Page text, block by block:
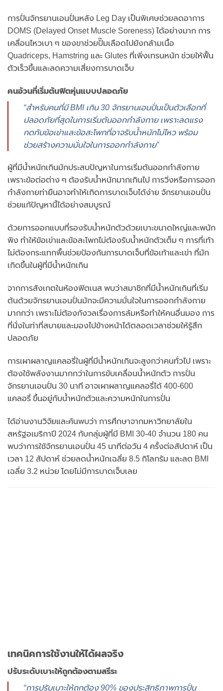
การปั่นจักรยานเอนปั่นหลัง Leg Day เป็นพิเศษช่วยลดอาการ
DOMS (Delayed Onset Muscle Soreness) ได้อย่างมาก การ
เคลื่อนไหวเบา ๆ ของขาช่วยปั๊มเลือดไปยังกล้ามเนื้อ
Quadriceps, Hamstring และ Glutes ที่เพิ่งเทรนหนัก ช่วยให้ฟื้น
ตัวเร็วขึ้นและลดความเสี่ยงการบาดเจ็บ
คนอ้วนที่เริ่มต้นฟิตหุ่นแบบปลอดภัย
“สำหรับคนที่มี BMI เกิน 30 จักรยานเอนปั่นเป็นตัวเลือกที่
ปลอดภัยที่สุดในการเริ่มต้นออกกำลังกาย เพราะลดแรง
กดทับข้อเข่าและข้อสะโพกที่อาจรับน้ำหนักไม่ไหว พร้อม
ช่วยสร้างความมั่นใจในการออกกำลังกาย”
ผู้ที่มีน้ำหนักเกินมักประสบปัญหาในการเริ่มต้นออกกำลังกาย
เพราะข้อต่อต่าง ๆ ต้องรับน้ำหนักมากเกินไป การวิ่งหรือการออก
กำลังกายท่ายืนอาจทำให้เกิดการบาดเจ็บได้ง่าย จักรยานเอนปั่น
ช่วยแก้ปัญหานี้ได้อย่างสมบูรณ์
ด้วยการออกแบบที่รองรับน้ำหนักตัวด้วยเบาะขนาดใหญ่และพนัก
พิง ทำให้ข้อเข่าและข้อสะโพกไม่ต้องรับน้ำหนักตัวเต็ม ๆ การที่เท้า
ไม่ต้องกระแทกพื้นช่วยป้องกันการบาดเจ็บที่ข้อเท้าและเข่า ที่มัก
เกิดขึ้นในผู้ที่มีน้ำหนักเกิน
จากการสังเกตในห้องฟิตเนส พบว่าสมาชิกที่มีน้ำหนักเกินที่เริ่ม
ต้นด้วยจักรยานเอนปั่นมักจะมีความมั่นใจในการออกกำลังกาย
มากกว่า เพราะไม่ต้องกังวลเรื่องการล้มหรือทำให้คนอื่นมอง การ
ที่นั่งในท่าที่สบายและมองไปข้างหน้าได้ตลอดเวลาช่วยให้รู้สึก
ปลอดภัย
การเผาผลาญแคลอรี่ในผู้ที่มีน้ำหนักเกินจะสูงกว่าคนทั่วไป เพราะ
ต้องใช้พลังงานมากกว่าในการขับเคลื่อนน้ำหนักตัว การปั่น
จักรยานเอนปั่น 30 นาที อาจเผาผลาญแคลอรี่ได้ 400-600
แคลอรี่ ขึ้นอยู่กับน้ำหนักตัวและความหนักในการปั่น
ได้อ่านงานวิจัยและค้นพบว่า การศึกษาจากมหาวิทยาลัยใน
สหรัฐอเมริกาปี 2024 กับกลุ่มผู้ที่มี BMI 30-40 จำนวน 180 คน
พบว่าการใช้จักรยานเอนปั่น 45 นาทีต่อวัน 4 ครั้งต่อสัปดาห์ เป็น
เวลา 12 สัปดาห์ ช่วยลดน้ำหนักเฉลี่ย 8.5 กิโลกรัม และลด BMI
เฉลี่ย 3.2 หน่วย โดยไม่มีการบาดเจ็บเลย
เทคนิคการใช้งานให้ได้ผลจริง
ปรับระดับเบาะให้ถูกต้องตามสรีระ
“การปรับเบาะให้ถูกต้อง 90% ของประสิทธิภาพการปั่น